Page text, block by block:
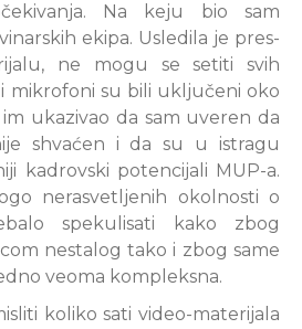
Na keju bio sam
ekipa. Usledila je pres-
ne mogu se setiti svih
mikrofoni su bili uključeni oko
ukazivao da sam uveren da
shvaćen i da su u istragu
kadrovski potencijali MUP-a.
nerasvetljenih okolnosti o
spekulisati kako zbog
nestalog tako i zbog same
veoma kompleksna.
koliko sati video-materijala